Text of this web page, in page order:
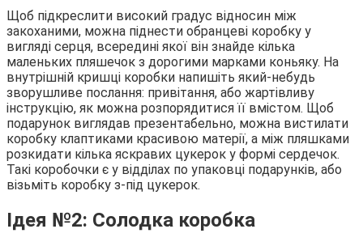
Щоб підкреслити високий градус відносин між
закоханими, можна піднести обранцеві коробку у
вигляді серця, всередині якої він знайде кілька
маленьких пляшечок з дорогими марками коньяку. На
внутрішній кришці коробки напишіть який-небудь
зворушливе послання: привітання, або жартівливу
інструкцію, як можна розпорядитися її вмістом. Щоб
подарунок виглядав презентабельно, можна вистилати
коробку клаптиками красивою матерії, а між пляшками
розкидати кілька яскравих цукерок у формі сердечок.
Такі коробочки є у відділах по упаковці подарунків, або
візьміть коробку з-під цукерок.
Ідея №2: Солодка коробка